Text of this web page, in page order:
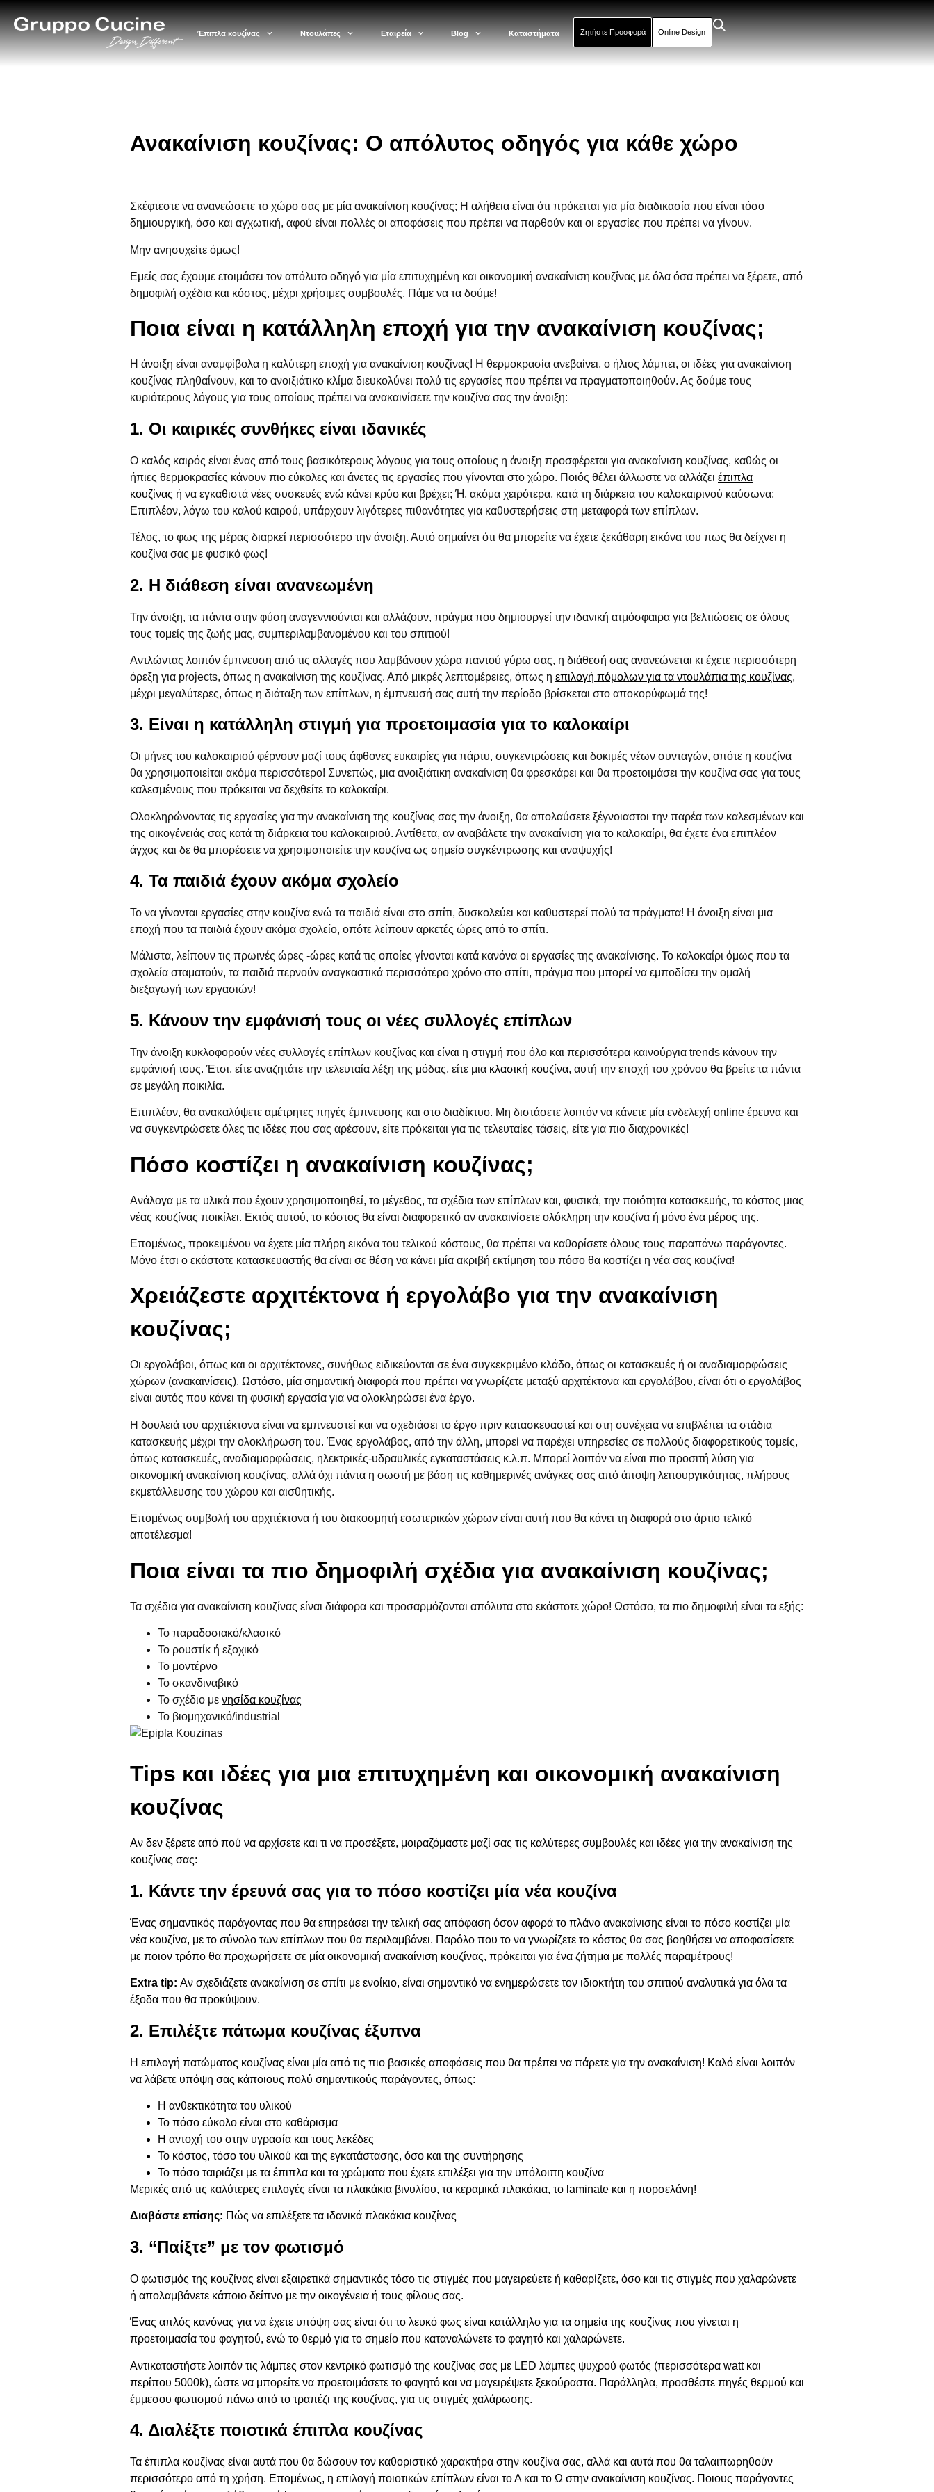
Έπιπλα κουζίνας Ντουλάπες Εταιρεία Blog Καταστήματα Ζητήστε Προσφορά Online Design
Ανακαίνιση κουζίνας: Ο απόλυτος οδηγός για κάθε χώρο
Σκέφτεστε να ανανεώσετε το χώρο σας με μία ανακαίνιση κουζίνας; Η αλήθεια είναι ότι πρόκειται για μία διαδικασία που είναι τόσο
δημιουργική, όσο και αγχωτική, αφού είναι πολλές οι αποφάσεις που πρέπει να παρθούν και οι εργασίες που πρέπει να γίνουν.
Μην ανησυχείτε όμως!
Εμείς σας έχουμε ετοιμάσει τον απόλυτο οδηγό για μία επιτυχημένη και οικονομική ανακαίνιση κουζίνας με όλα όσα πρέπει να ξέρετε, από
δημοφιλή σχέδια και κόστος, μέχρι χρήσιμες συμβουλές. Πάμε να τα δούμε!
Ποια είναι η κατάλληλη εποχή για την ανακαίνιση κουζίνας;
Η άνοιξη είναι αναμφίβολα η καλύτερη εποχή για ανακαίνιση κουζίνας! Η θερμοκρασία ανεβαίνει, ο ήλιος λάμπει, οι ιδέες για ανακαίνιση
κουζίνας πληθαίνουν, και το ανοιξιάτικο κλίμα διευκολύνει πολύ τις εργασίες που πρέπει να πραγματοποιηθούν. Ας δούμε τους
κυριότερους λόγους για τους οποίους πρέπει να ανακαινίσετε την κουζίνα σας την άνοιξη:
1. Οι καιρικές συνθήκες είναι ιδανικές
Ο καλός καιρός είναι ένας από τους βασικότερους λόγους για τους οποίους η άνοιξη προσφέρεται για ανακαίνιση κουζίνας, καθώς οι
ήπιες θερμοκρασίες κάνουν πιο εύκολες και άνετες τις εργασίες που γίνονται στο χώρο. Ποιός θέλει άλλωστε να αλλάζει έπιπλα
κουζίνας ή να εγκαθιστά νέες συσκευές ενώ κάνει κρύο και βρέχει; Ή, ακόμα χειρότερα, κατά τη διάρκεια του καλοκαιρινού καύσωνα;
Επιπλέον, λόγω του καλού καιρού, υπάρχουν λιγότερες πιθανότητες για καθυστερήσεις στη μεταφορά των επίπλων.
Τέλος, το φως της μέρας διαρκεί περισσότερο την άνοιξη. Αυτό σημαίνει ότι θα μπορείτε να έχετε ξεκάθαρη εικόνα του πως θα δείχνει η
κουζίνα σας με φυσικό φως!
2. Η διάθεση είναι ανανεωμένη
Την άνοιξη, τα πάντα στην φύση αναγεννιούνται και αλλάζουν, πράγμα που δημιουργεί την ιδανική ατμόσφαιρα για βελτιώσεις σε όλους
τους τομείς της ζωής μας, συμπεριλαμβανομένου και του σπιτιού!
Αντλώντας λοιπόν έμπνευση από τις αλλαγές που λαμβάνουν χώρα παντού γύρω σας, η διάθεσή σας ανανεώνεται κι έχετε περισσότερη
όρεξη για projects, όπως η ανακαίνιση της κουζίνας. Από μικρές λεπτομέρειες, όπως η επιλογή πόμολων για τα ντουλάπια της κουζίνας,
μέχρι μεγαλύτερες, όπως η διάταξη των επίπλων, η έμπνευσή σας αυτή την περίοδο βρίσκεται στο αποκορύφωμά της!
3. Είναι η κατάλληλη στιγμή για προετοιμασία για το καλοκαίρι
Οι μήνες του καλοκαιριού φέρνουν μαζί τους άφθονες ευκαιρίες για πάρτυ, συγκεντρώσεις και δοκιμές νέων συνταγών, οπότε η κουζίνα
θα χρησιμοποιείται ακόμα περισσότερο! Συνεπώς, μια ανοιξιάτικη ανακαίνιση θα φρεσκάρει και θα προετοιμάσει την κουζίνα σας για τους
καλεσμένους που πρόκειται να δεχθείτε το καλοκαίρι.
Ολοκληρώνοντας τις εργασίες για την ανακαίνιση της κουζίνας σας την άνοιξη, θα απολαύσετε ξέγνοιαστοι την παρέα των καλεσμένων και
της οικογένειάς σας κατά τη διάρκεια του καλοκαιριού. Αντίθετα, αν αναβάλετε την ανακαίνιση για το καλοκαίρι, θα έχετε ένα επιπλέον
άγχος και δε θα μπορέσετε να χρησιμοποιείτε την κουζίνα ως σημείο συγκέντρωσης και αναψυχής!
4. Τα παιδιά έχουν ακόμα σχολείο
Το να γίνονται εργασίες στην κουζίνα ενώ τα παιδιά είναι στο σπίτι, δυσκολεύει και καθυστερεί πολύ τα πράγματα! Η άνοιξη είναι μια
εποχή που τα παιδιά έχουν ακόμα σχολείο, οπότε λείπουν αρκετές ώρες από το σπίτι.
Μάλιστα, λείπουν τις πρωινές ώρες -ώρες κατά τις οποίες γίνονται κατά κανόνα οι εργασίες της ανακαίνισης. Το καλοκαίρι όμως που τα
σχολεία σταματούν, τα παιδιά περνούν αναγκαστικά περισσότερο χρόνο στο σπίτι, πράγμα που μπορεί να εμποδίσει την ομαλή
διεξαγωγή των εργασιών!
5. Κάνουν την εμφάνισή τους οι νέες συλλογές επίπλων
Την άνοιξη κυκλοφορούν νέες συλλογές επίπλων κουζίνας και είναι η στιγμή που όλο και περισσότερα καινούργια trends κάνουν την
εμφάνισή τους. Έτσι, είτε αναζητάτε την τελευταία λέξη της μόδας, είτε μια κλασική κουζίνα, αυτή την εποχή του χρόνου θα βρείτε τα πάντα
σε μεγάλη ποικιλία.
Επιπλέον, θα ανακαλύψετε αμέτρητες πηγές έμπνευσης και στο διαδίκτυο. Μη διστάσετε λοιπόν να κάνετε μία ενδελεχή online έρευνα και
να συγκεντρώσετε όλες τις ιδέες που σας αρέσουν, είτε πρόκειται για τις τελευταίες τάσεις, είτε για πιο διαχρονικές!
Πόσο κοστίζει η ανακαίνιση κουζίνας;
Ανάλογα με τα υλικά που έχουν χρησιμοποιηθεί, το μέγεθος, τα σχέδια των επίπλων και, φυσικά, την ποιότητα κατασκευής, το κόστος μιας
νέας κουζίνας ποικίλει. Εκτός αυτού, το κόστος θα είναι διαφορετικό αν ανακαινίσετε ολόκληρη την κουζίνα ή μόνο ένα μέρος της.
Επομένως, προκειμένου να έχετε μία πλήρη εικόνα του τελικού κόστους, θα πρέπει να καθορίσετε όλους τους παραπάνω παράγοντες.
Μόνο έτσι ο εκάστοτε κατασκευαστής θα είναι σε θέση να κάνει μία ακριβή εκτίμηση του πόσο θα κοστίζει η νέα σας κουζίνα!
Χρειάζεστε αρχιτέκτονα ή εργολάβο για την ανακαίνιση
κουζίνας;
Οι εργολάβοι, όπως και οι αρχιτέκτονες, συνήθως ειδικεύονται σε ένα συγκεκριμένο κλάδο, όπως οι κατασκευές ή οι αναδιαμορφώσεις
χώρων (ανακαινίσεις). Ωστόσο, μία σημαντική διαφορά που πρέπει να γνωρίζετε μεταξύ αρχιτέκτονα και εργολάβου, είναι ότι ο εργολάβος
είναι αυτός που κάνει τη φυσική εργασία για να ολοκληρώσει ένα έργο.
Η δουλειά του αρχιτέκτονα είναι να εμπνευστεί και να σχεδιάσει το έργο πριν κατασκευαστεί και στη συνέχεια να επιβλέπει τα στάδια
κατασκευής μέχρι την ολοκλήρωση του. Ένας εργολάβος, από την άλλη, μπορεί να παρέχει υπηρεσίες σε πολλούς διαφορετικούς τομείς,
όπως κατασκευές, αναδιαμορφώσεις, ηλεκτρικές-υδραυλικές εγκαταστάσεις κ.λ.π. Μπορεί λοιπόν να είναι πιο προσιτή λύση για
οικονομική ανακαίνιση κουζίνας, αλλά όχι πάντα η σωστή με βάση τις καθημερινές ανάγκες σας από άποψη λειτουργικότητας, πλήρους
εκμετάλλευσης του χώρου και αισθητικής.
Επομένως συμβολή του αρχιτέκτονα ή του διακοσμητή εσωτερικών χώρων είναι αυτή που θα κάνει τη διαφορά στο άρτιο τελικό
αποτέλεσμα!
Ποια είναι τα πιο δημοφιλή σχέδια για ανακαίνιση κουζίνας;
Τα σχέδια για ανακαίνιση κουζίνας είναι διάφορα και προσαρμόζονται απόλυτα στο εκάστοτε χώρο! Ωστόσο, τα πιο δημοφιλή είναι τα εξής:
Το παραδοσιακό/κλασικό
Το ρουστίκ ή εξοχικό
Το μοντέρνο
Το σκανδιναβικό
Το σχέδιο με νησίδα κουζίνας
Το βιομηχανικό/industrial
Tips και ιδέες για μια επιτυχημένη και οικονομική ανακαίνιση
κουζίνας
Αν δεν ξέρετε από πού να αρχίσετε και τι να προσέξετε, μοιραζόμαστε μαζί σας τις καλύτερες συμβουλές και ιδέες για την ανακαίνιση της
κουζίνας σας:
1. Κάντε την έρευνά σας για το πόσο κοστίζει μία νέα κουζίνα
Ένας σημαντικός παράγοντας που θα επηρεάσει την τελική σας απόφαση όσον αφορά το πλάνο ανακαίνισης είναι το πόσο κοστίζει μία
νέα κουζίνα, με το σύνολο των επίπλων που θα περιλαμβάνει. Παρόλο που το να γνωρίζετε το κόστος θα σας βοηθήσει να αποφασίσετε
με ποιον τρόπο θα προχωρήσετε σε μία οικονομική ανακαίνιση κουζίνας, πρόκειται για ένα ζήτημα με πολλές παραμέτρους!
Extra tip: Αν σχεδιάζετε ανακαίνιση σε σπίτι με ενοίκιο, είναι σημαντικό να ενημερώσετε τον ιδιοκτήτη του σπιτιού αναλυτικά για όλα τα
έξοδα που θα προκύψουν.
2. Επιλέξτε πάτωμα κουζίνας έξυπνα
Η επιλογή πατώματος κουζίνας είναι μία από τις πιο βασικές αποφάσεις που θα πρέπει να πάρετε για την ανακαίνιση! Καλό είναι λοιπόν
να λάβετε υπόψη σας κάποιους πολύ σημαντικούς παράγοντες, όπως:
Η ανθεκτικότητα του υλικού
Το πόσο εύκολο είναι στο καθάρισμα
Η αντοχή του στην υγρασία και τους λεκέδες
Το κόστος, τόσο του υλικού και της εγκατάστασης, όσο και της συντήρησης
Το πόσο ταιριάζει με τα έπιπλα και τα χρώματα που έχετε επιλέξει για την υπόλοιπη κουζίνα
Μερικές από τις καλύτερες επιλογές είναι τα πλακάκια βινυλίου, τα κεραμικά πλακάκια, το laminate και η πορσελάνη!
Διαβάστε επίσης: Πώς να επιλέξετε τα ιδανικά πλακάκια κουζίνας
3. “Παίξτε” με τον φωτισμό
Ο φωτισμός της κουζίνας είναι εξαιρετικά σημαντικός τόσο τις στιγμές που μαγειρεύετε ή καθαρίζετε, όσο και τις στιγμές που χαλαρώνετε
ή απολαμβάνετε κάποιο δείπνο με την οικογένεια ή τους φίλους σας.
Ένας απλός κανόνας για να έχετε υπόψη σας είναι ότι το λευκό φως είναι κατάλληλο για τα σημεία της κουζίνας που γίνεται η
προετοιμασία του φαγητού, ενώ το θερμό για το σημείο που καταναλώνετε το φαγητό και χαλαρώνετε.
Αντικαταστήστε λοιπόν τις λάμπες στον κεντρικό φωτισμό της κουζίνας σας με LED λάμπες ψυχρού φωτός (περισσότερα watt και
περίπου 5000k), ώστε να μπορείτε να προετοιμάσετε το φαγητό και να μαγειρέψετε ξεκούραστα. Παράλληλα, προσθέστε πηγές θερμού και
έμμεσου φωτισμού πάνω από το τραπέζι της κουζίνας, για τις στιγμές χαλάρωσης.
4. Διαλέξτε ποιοτικά έπιπλα κουζίνας
Τα έπιπλα κουζίνας είναι αυτά που θα δώσουν τον καθοριστικό χαρακτήρα στην κουζίνα σας, αλλά και αυτά που θα ταλαιπωρηθούν
περισσότερο από τη χρήση. Επομένως, η επιλογή ποιοτικών επίπλων είναι το Α και το Ω στην ανακαίνιση κουζίνας. Ποιους παράγοντες